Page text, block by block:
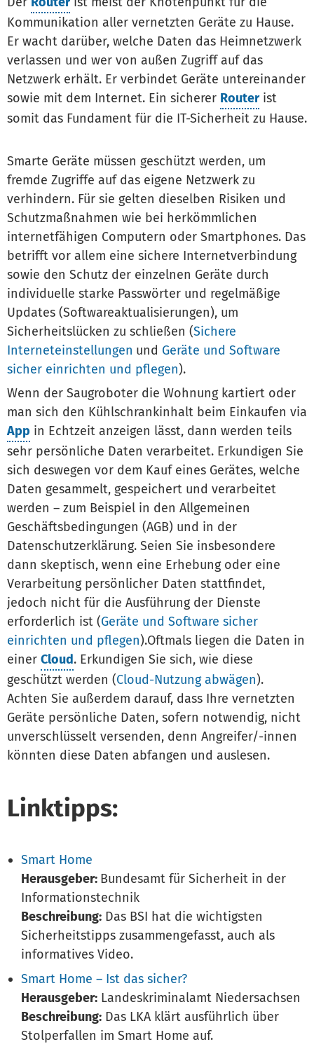
Kommunikation aller vernetzten Geräte zu Hause.
Er wacht darüber, welche Daten das Heimnetzwerk
verlassen und wer von außen Zugriff auf das
Netzwerk erhält. Er verbindet Geräte untereinander
sowie mit dem Internet. Ein sicherer Routerist
somit das Fundament für die IT-Sicherheit zu Hause.
Smarte Geräte müssen geschützt werden, um
fremde Zugriffe auf das eigene Netzwerk zu
verhindern. Für sie gelten dieselben Risiken und
Schutzmaßnahmen wie bei herkömmlichen
internetfähigen Computern oder Smartphones. Das
betrifft vor allem eine sichere Internetverbindung
sowie den Schutz der einzelnen Geräte durch
individuelle starke Passwörter und regelmäßige
Updates (Softwareaktualisierungen), um
Sicherheitslücken zu schließen (Sichere
Interneteinstellungen und Geräte und Software
sicher einrichten und pflegen).
Wenn der Saugroboter die Wohnung kartiert oder
man sich den Kühlschrankinhalt beim Einkaufen via
App in Echtzeit anzeigen lässt, dann werden teils
sehr persönliche Daten verarbeitet. Erkundigen Sie
sich deswegen vor dem Kauf eines Gerätes, welche
Daten gesammelt, gespeichert und verarbeitet
werden – zum Beispiel in den Allgemeinen
Geschäftsbedingungen (AGB) und in der
Datenschutzerklärung. Seien Sie insbesondere
dann skeptisch, wenn eine Erhebung oder eine
Verarbeitung persönlicher Daten stattfindet,
jedoch nicht für die Ausführung der Dienste
erforderlich ist (Geräte und Software sicher
einrichten und pflegen).Oftmals liegen die Daten in
einer Cloud. Erkundigen Sie sich, wie diese
geschützt werden (Cloud-Nutzung abwägen).
Achten Sie außerdem darauf, dass Ihre vernetzten
Geräte persönliche Daten, sofern notwendig, nicht
unverschlüsselt versenden, denn Angreifer/-innen
könnten diese Daten abfangen und auslesen.
Linktipps:
Smart Home
Herausgeber: Bundesamt für Sicherheit in der
Informationstechnik
Beschreibung: Das BSI hat die wichtigsten
Sicherheitstipps zusammengefasst, auch als
informatives Video.
Smart Home – Ist das sicher?
Herausgeber: Landeskriminalamt Niedersachsen
Beschreibung: Das LKA klärt ausführlich über
Stolperfallen im Smart Home auf.